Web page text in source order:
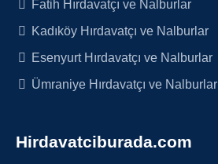
Fatih Hırdavatçı ve Nalburlar
Kadıköy Hırdavatçı ve Nalburlar
Esenyurt Hırdavatçı ve Nalburlar
Ümraniye Hırdavatçı ve Nalburlar
Hirdavatciburada.com